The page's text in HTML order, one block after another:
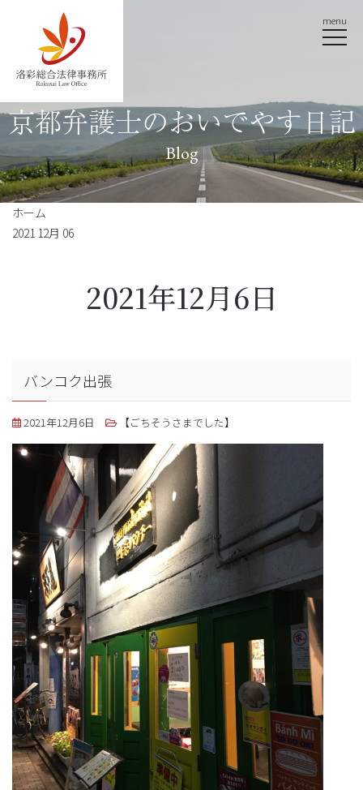
menu
京都弁護士のおいでやす日記
Blog
ホーム
2021 12月 06
2021年12月6日
バンコク出張
2021年12月6日 【ごちそうさまでした】